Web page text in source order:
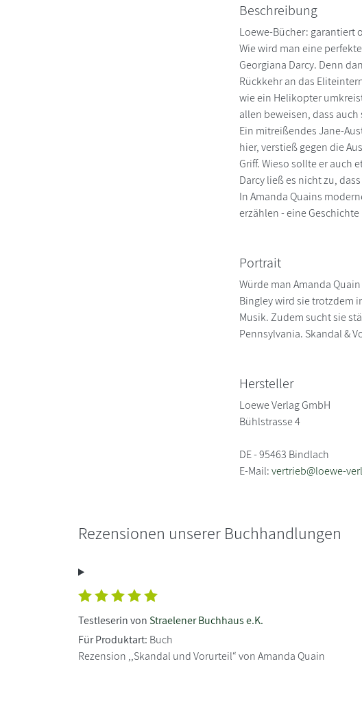
Beschreibung
Loewe-Bücher: garantiert
Wie wird man eine
Georgiana Darcy. Denn
Rückkehr an das
wie ein Helikopter
allen beweisen, dass
Ein mitreißendes Jane-
hier, verstieß gegen die
Griff. Wieso sollte er auch
Darcy ließ es nicht zu,
In Amanda Quains
erzählen - eine
Portrait
Würde man Amanda
Bingley wird sie trotzdem
Musik. Zudem sucht sie
Pennsylvania. Skandal &
Hersteller
Loewe Verlag GmbH
Bühlstrasse 4
DE - 95463 Bindlach
E-Mail:vertrieb@loewe-
Rezensionen unserer Buchhandlungen
Testleserin von Straelener Buchhaus e.K.
Für Produktart: Buch
Rezension ,,Skandal und Vorurteil“ von Amanda Quain